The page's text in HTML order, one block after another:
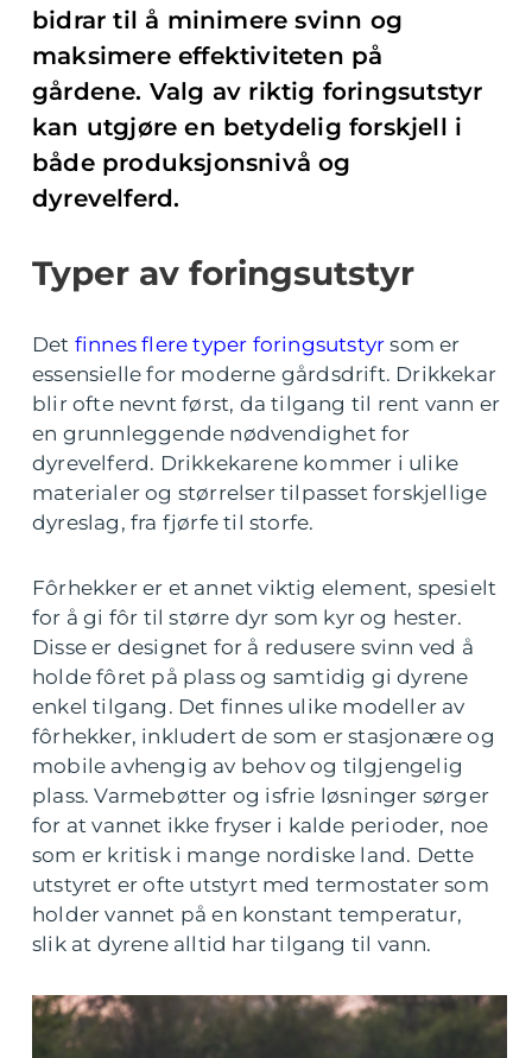
bidrar til å minimere svinn og
maksimere effektiviteten på
gårdene. Valg av riktig foringsutstyr
kan utgjøre en betydelig forskjell i
både produksjonsnivå og
dyrevelferd.
Typer av foringsutstyr
Det finnes flere typer foringsutstyr som er
essensielle for moderne gårdsdrift. Drikkekar
blir ofte nevnt først, da tilgang til rent vann er
en grunnleggende nødvendighet for
dyrevelferd. Drikkekarene kommer i ulike
materialer og størrelser tilpasset forskjellige
dyreslag, fra fjørfe til storfe.
Fôrhekker er et annet viktig element, spesielt
for å gi fôr til større dyr som kyr og hester.
Disse er designet for å redusere svinn ved å
holde fôret på plass og samtidig gi dyrene
enkel tilgang. Det finnes ulike modeller av
fôrhekker, inkludert de som er stasjonære og
mobile avhengig av behov og tilgjengelig
plass. Varmebøtter og isfrie løsninger sørger
for at vannet ikke fryser i kalde perioder, noe
som er kritisk i mange nordiske land. Dette
utstyret er ofte utstyrt med termostater som
holder vannet på en konstant temperatur,
slik at dyrene alltid har tilgang til vann.